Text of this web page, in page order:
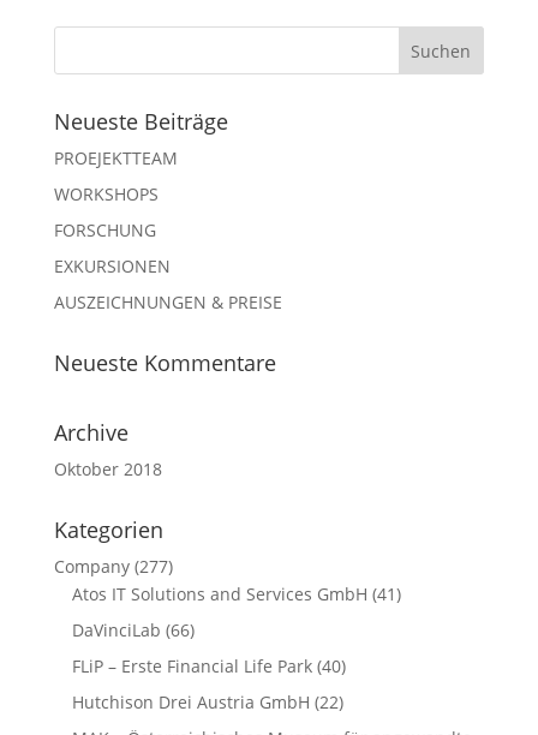
Neueste Beiträge
PROEJEKTTEAM
WORKSHOPS
FORSCHUNG
EXKURSIONEN
AUSZEICHNUNGEN & PREISE
Neueste Kommentare
Archive
Oktober 2018
Kategorien
Company(277)
Atos IT Solutions and Services GmbH (41)
DaVinciLab (66)
FLiP – Erste Financial Life Park(40)
Hutchison Drei Austria GmbH (22)